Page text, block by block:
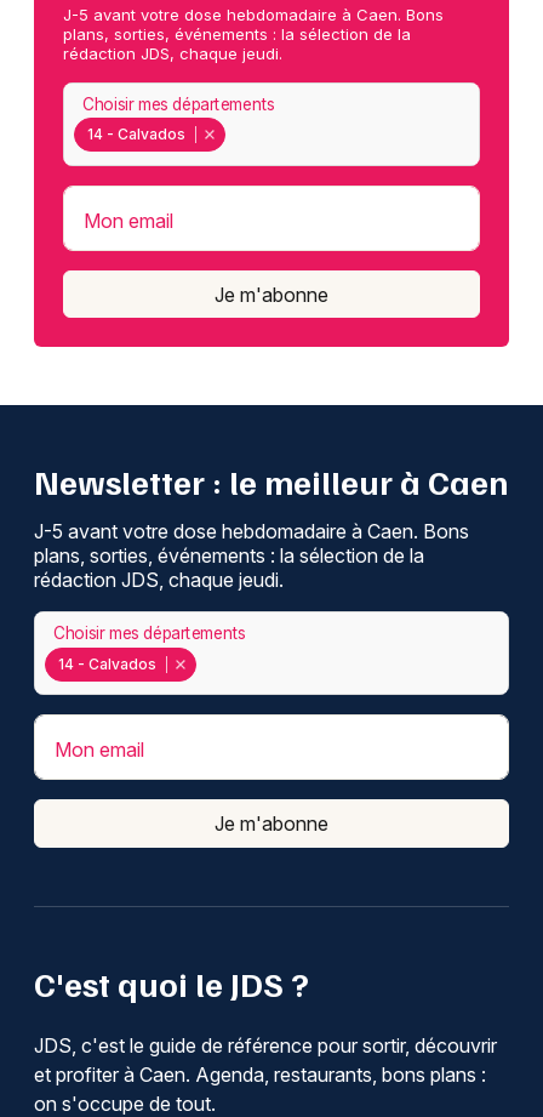
J-5 avant votre dose hebdomadaire à Caen. Bons
plans, sorties, événements : la sélection de la
rédaction JDS, chaque jeudi.
14 - Calvados
Choisir mes départements
Mon email
Je m'abonne
C'est quoi le JDS ?
JDS, c'est le guide de référence pour sortir, découvrir
et profiter à Caen. Agenda, restaurants, bons plans :
on s'occupe de tout.
Newsletter : le meilleur à Caen
J-5 avant votre dose hebdomadaire à Caen. Bons
plans, sorties, événements : la sélection de la
rédaction JDS, chaque jeudi.
14 - Calvados
Choisir mes départements
Mon email
Je m'abonne